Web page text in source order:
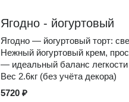
Ягодно - йогуртовый
Ягодно — йогуртовый торт:
Нежный йогуртовый крем,
— идеальный баланс
Вес 2.6кг (без учёта декора)
5720 ₽